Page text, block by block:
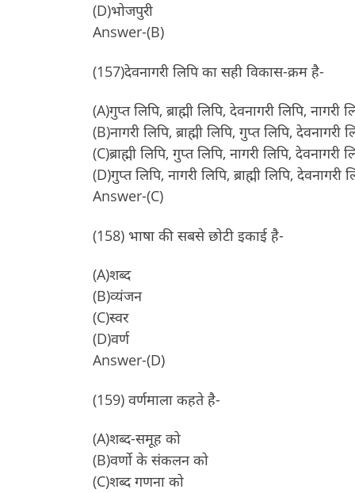
(D)भोजपुरी
Answer-(B)
(157)देवनागरी लिपि का सही विकास-क्रम है-
(A)गुप्त लिपि, ब्राह्मी लिपि, देवनागरी लिपि, नागरी
(B)नागरी लिपि, ब्राह्मी लिपि, गुप्त लिपि, देवनागरी
(C)ब्राह्मी लिपि, गुप्त लिपि, नागरी लिपि, देवनागरी
(D)गुप्त लिपि, नागरी लिपि, ब्राह्मी लिपि, देवनागरी
Answer-(C)
(158) भाषा की सबसे छोटी इकाई है-
(A)शब्द
(B)व्यंजन
(C)स्वर
(D)वर्ण
Answer-(D)
(159) वर्णमाला कहते है-
(A)शब्द-समूह को
(B)वर्णो के संकलन को
(C)शब्द गणना को